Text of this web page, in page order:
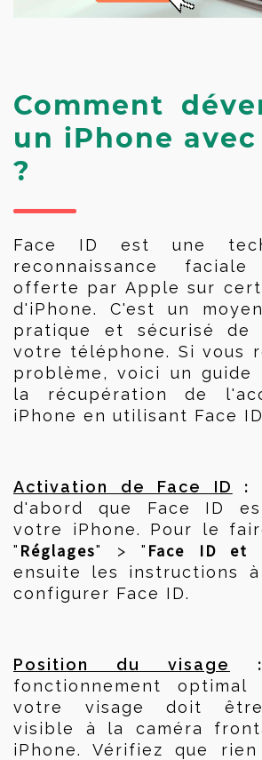
Comment
un iPhone avec
?
Face ID est une
reconnaissance
offerte par Apple sur
d'iPhone. C'est un
pratique et sécurisé de
votre téléphone. Si vous
problème, voici un guide
la récupération de
iPhone en utilisant Face
Activation de Face ID :
d'abord que Face ID
votre iPhone. Pour le
" Réglages" > " Face ID et
ensuite les instructions
configurer Face ID.
Position du visage :
fonctionnement optimal
votre visage doit être
visible à la caméra
iPhone. Vérifiez que